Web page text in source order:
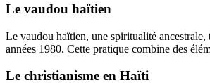
Le vaudou haïtien
Le vaudou haïtien, une spiritualité
années 1980. Cette pratique combine des
Le christianisme en Haïti